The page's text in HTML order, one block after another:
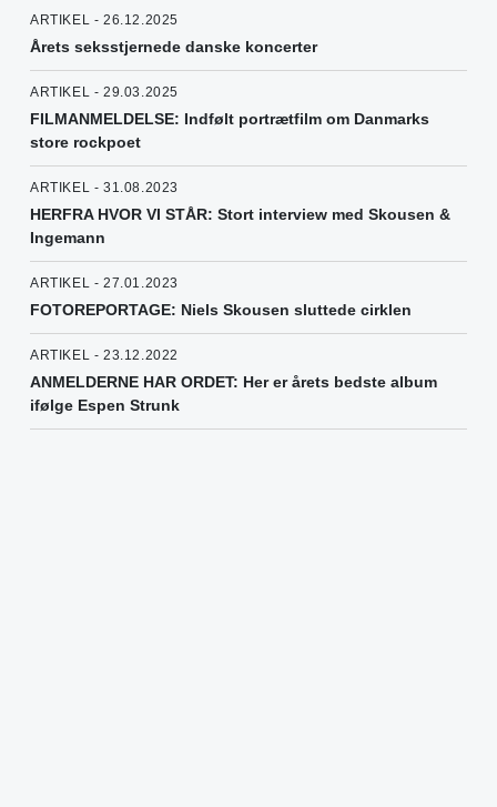
ARTIKEL - 26.12.2025
Årets seksstjernede danske koncerter
ARTIKEL - 29.03.2025
FILMANMELDELSE: Indfølt portrætfilm om Danmarks
store rockpoet
ARTIKEL - 31.08.2023
HERFRA HVOR VI STÅR: Stort interview med Skousen &
Ingemann
ARTIKEL - 27.01.2023
FOTOREPORTAGE: Niels Skousen sluttede cirklen
ARTIKEL - 23.12.2022
ANMELDERNE HAR ORDET: Her er årets bedste album
ifølge Espen Strunk